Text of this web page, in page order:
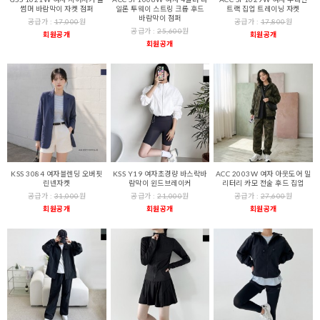
썸머 바람막이 자켓 점퍼
공급가 :17,000원
회원공개
일론 투웨이 스트링 크롭 후드
바람막이 점퍼
공급가 :25,600원
회원공개
트랙 집업 트레이닝 자켓
공급가 : 17,800원
회원공개
KSS 3084 여자블렌딩 오버핏
린넨자켓
공급가 :31,000원
회원공개
KSS Y19 여자초경량 바스락바
람막이 윈드브레이커
공급가 :21,000원
회원공개
ACC 2003W 여자 아웃도어 밀
리터리 카모 전술 후드 집업
공급가 : 27,600원
회원공개